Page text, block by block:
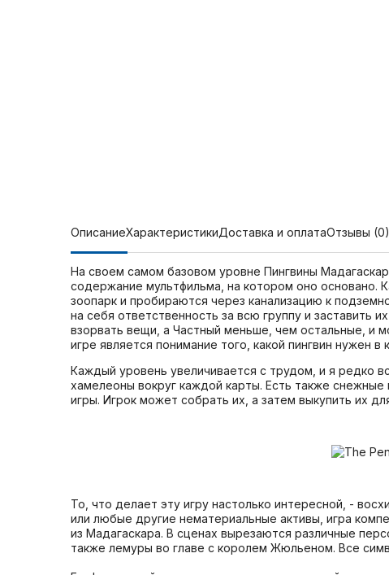
ОписаниеХарактеристикиДоставка и оплатаОтзывы (0)
На своем самом базовом уровне Пингвины
содержание мультфильма, на котором оно основано.
зоопарк и пробираются через канализацию к
на себя ответственность за всю группу и
взорвать вещи, а Частный меньше, чем остальные, и
игре является понимание того, какой пингвин нужен
Каждый уровень увеличивается с трудом, и я редко
хамелеоны вокруг каждой карты. Есть также
игры. Игрок может собрать их, а затем выкупить их
То, что делает эту игру настолько интересной, -
или любые другие нематериальные активы, игра
из Мадагаскара. В сценах вырезаются различные
также лемуры во главе с королем Жюльеном. Все